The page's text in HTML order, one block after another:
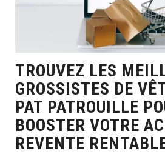
TROUVEZ LES
GROSSISTES DE
PAT PATROUILLE
BOOSTER VOTRE
REVENTE